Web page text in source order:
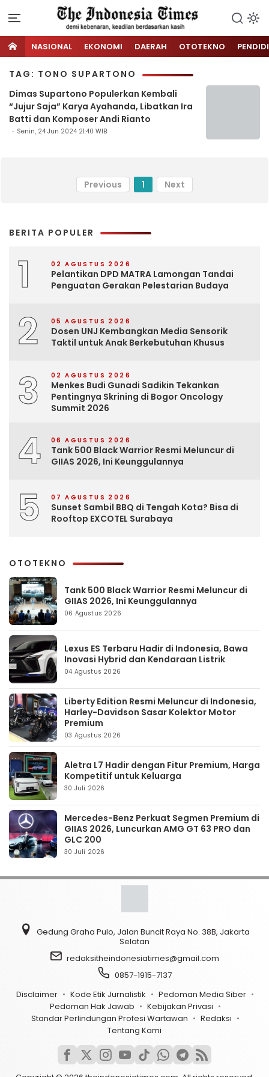
NASIONAL EKONOMI DAERAH OTOTEKNO
TAG: TONO SUPARTONO
Dimas Supartono Populerkan Kembali
“Jujur Saja” Karya Ayahanda, Libatkan Ira
Batti dan Komposer Andi Rianto
Senin, 24 Jun 2024 21:40 WIB
Previous 1 Next
BERITA POPULER
1 02 AGUSTUS 2026
Pelantikan DPD MATRA Lamongan Tandai
Penguatan Gerakan Pelestarian Budaya
2 05 AGUSTUS 2026
Dosen UNJ Kembangkan Media Sensorik
Taktil untuk Anak Berkebutuhan Khusus
3 02 AGUSTUS 2026
Menkes Budi Gunadi Sadikin Tekankan
Pentingnya Skrining di Bogor Oncology
Summit 2026
4 06 AGUSTUS 2026
Tank 500 Black Warrior Resmi Meluncur di
GIIAS 2026, Ini Keunggulannya
5 07 AGUSTUS 2026
Sunset Sambil BBQ di Tengah Kota? Bisa di
Rooftop EXCOTEL Surabaya
OTOTEKNO
Tank 500 Black Warrior Resmi Meluncur di
GIIAS 2026, Ini Keunggulannya
06 Agustus 2026
Lexus ES Terbaru Hadir di Indonesia, Bawa
Inovasi Hybrid dan Kendaraan Listrik
04 Agustus 2026
Liberty Edition Resmi Meluncur di Indonesia,
Harley-Davidson Sasar Kolektor Motor
Premium
03 Agustus 2026
Aletra L7 Hadir dengan Fitur Premium, Harga
Kompetitif untuk Keluarga
30 Juli 2026
Mercedes-Benz Perkuat Segmen Premium di
GIIAS 2026, Luncurkan AMG GT 63 PRO dan
GLC 200
30 Juli 2026
Gedung Graha Pulo, Jalan Buncit Raya No. 38B, Jakarta
Selatan
redaksitheindonesiatimes@gmail.com
0857-1915-7137
Disclaimer
Kode Etik Jurnalistik
Pedoman Media Siber
Pedoman Hak Jawab
Kebijakan Privasi
Standar Perlindungan Profesi Wartawan
Redaksi
Tentang Kami